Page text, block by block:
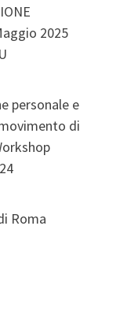
2025
personale e
di
Roma